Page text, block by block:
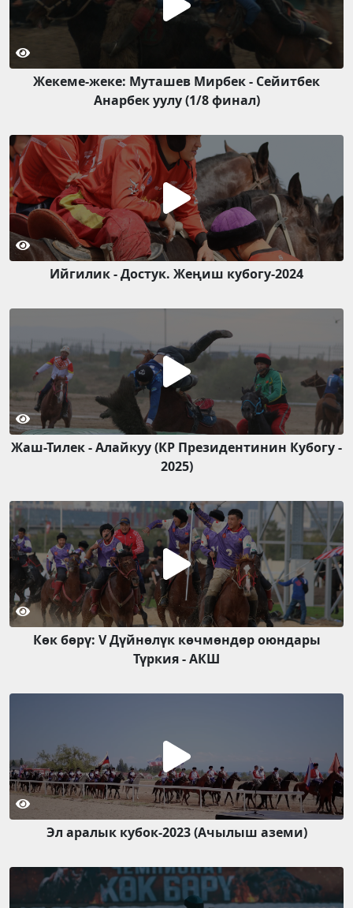
Жекеме-жеке: Муташев Мирбек - Сейитбек
Анарбек уулу (1/8 финал)
Ийгилик - Достук. Жеңиш кубогу-2024
Жаш-Тилек - Алайкуу (КР Президентинин Кубогу -
2025)
Көк бөрү: V Дүйнөлүк көчмөндөр оюндары
Түркия - АКШ
Эл аралык кубок-2023 (Ачылыш аземи)